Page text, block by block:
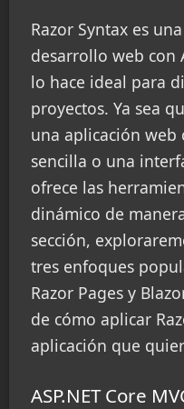
Razor Syntax es
desarrollo web con
lo hace ideal para
proyectos. Ya sea
una aplicación
sencilla o una
ofrece las
dinámico de
sección,
tres enfoques
Razor Pages y
de cómo aplicar
aplicación que
ASP.NET Core